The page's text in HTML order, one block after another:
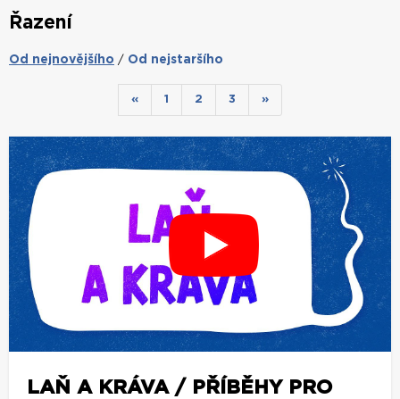
Řazení
Od nejnovějšího / Od nejstaršího
« 1 2 3 »
LAŇ A KRÁVA / PŘÍBĚHY PRO